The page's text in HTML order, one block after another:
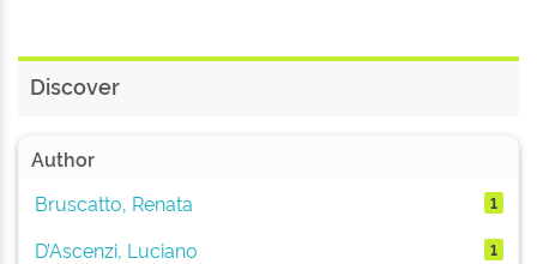
Discover
Author
Bruscatto, Renata
1
D’Ascenzi, Luciano 1